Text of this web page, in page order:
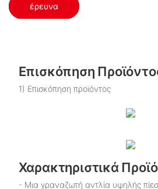
έρευνα
Επισκόπηση
1) Επισκόπηση προϊόντος
Χαρακτηριστικά
- Μια γραναζωτή αντλία υψηλής